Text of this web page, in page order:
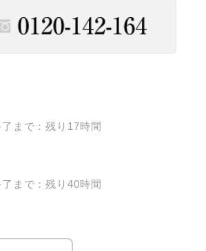
まで：残り17時間
まで：残り40時間